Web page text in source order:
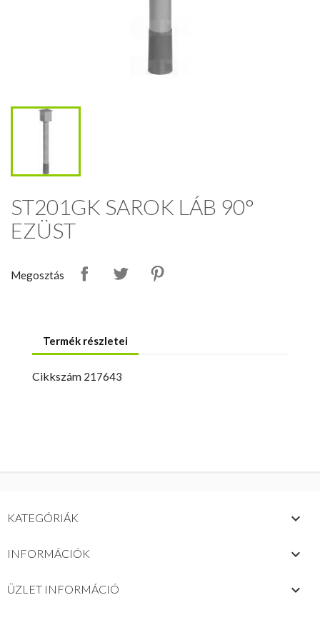
ST201GK SAROK LÁB 90°
EZÜST
Megosztás
Termék részletei
Cikkszám 217643
KATEGÓRIÁK 
INFORMÁCIÓK 
ÜZLET INFORMÁCIÓ keyboard_arrow_down